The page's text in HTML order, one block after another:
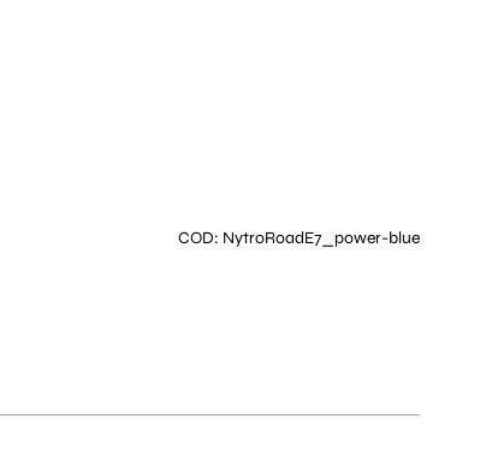
COD: NytroRoadE7_power-blue